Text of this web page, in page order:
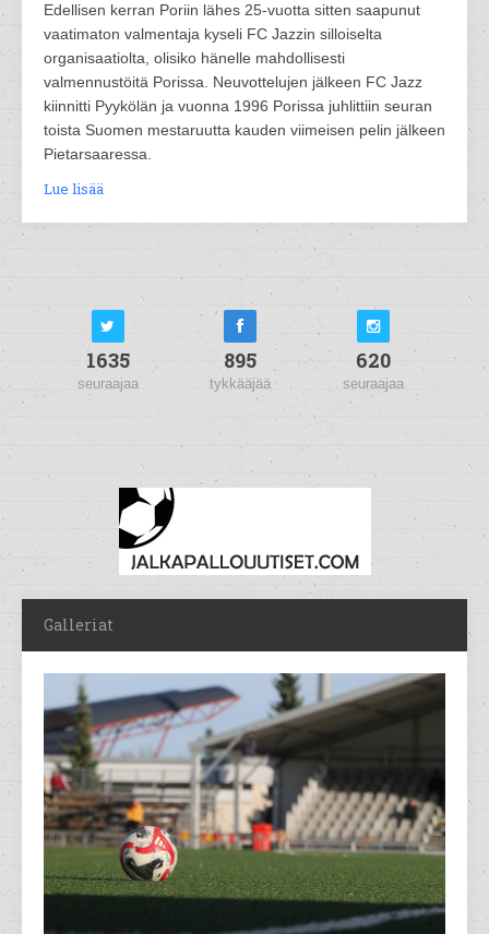
Edellisen kerran Poriin lähes 25-vuotta sitten saapunut
vaatimaton valmentaja kyseli FC Jazzin silloiselta
organisaatiolta, olisiko hänelle mahdollisesti
valmennustöitä Porissa. Neuvottelujen jälkeen FC Jazz
kiinnitti Pyykölän ja vuonna 1996 Porissa juhlittiin seuran
toista Suomen mestaruutta kauden viimeisen pelin jälkeen
Pietarsaaressa.
Lue lisää
1635
seuraajaa
895
tykkääjää
620
seuraajaa
Galleriat